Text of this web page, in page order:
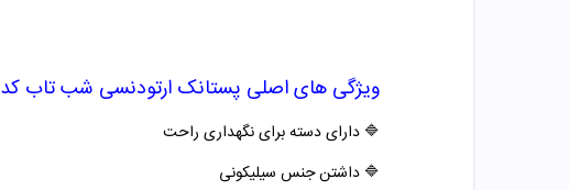
ویژگی های اصلی پستانک ارتودنسی شب تاب کد 482 بی بی لند
🔷 دارای دسته برای نگهداری راحت
🔷 داشتن جنس سیلیکونی